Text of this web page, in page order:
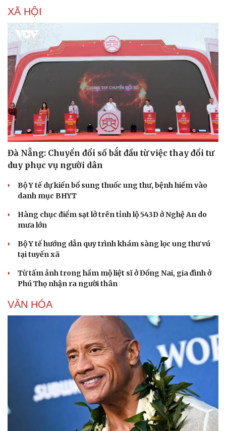
Sức khỏe
Dinh dưỡng - món ngon
Cây thuốc
Nhi khoa
Nam khoa
Phòng mạch online
Ăn sạch sống khỏe
Nhà đẹp
XÃ HỘI
Đà Nẵng: Chuyển đổi số bắt đầu từ việc thay đổi tư
duy phục vụ người dân
Bộ Y tế dự kiến bổ sung thuốc ung thư, bệnh hiếm vào
danh mục BHYT
Hàng chục điểm sạt lở trên tỉnh lộ 543D ở Nghệ An do
mưa lớn
Bộ Y tế hướng dẫn quy trình khám sàng lọc ung thư vú
tại tuyến xã
Từ tấm ảnh trong hầm mộ liệt sĩ ở Đồng Nai, gia đình ở
Phú Thọ nhận ra người thân
VĂN HÓA